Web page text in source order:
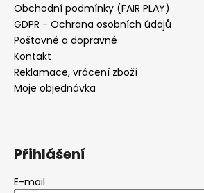
Obchodní podmínky (FAIR PLAY)
GDPR - Ochrana osobních údajů
Poštovné a dopravné
Kontakt
Reklamace, vrácení zboží
Moje objednávka
Přihlášení
E-mail